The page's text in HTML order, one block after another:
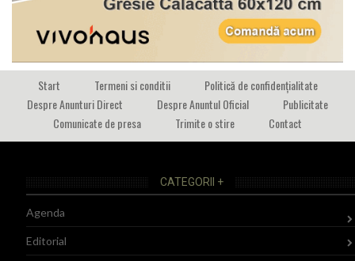
Start Termeni si conditii
Politică de confidențialitate
Despre Anunturi Direct
Despre Anuntul Oficial
Publicitate
Comunicate de presa
Trimite o stire Contact
CATEGORII +
Agenda
Editorial